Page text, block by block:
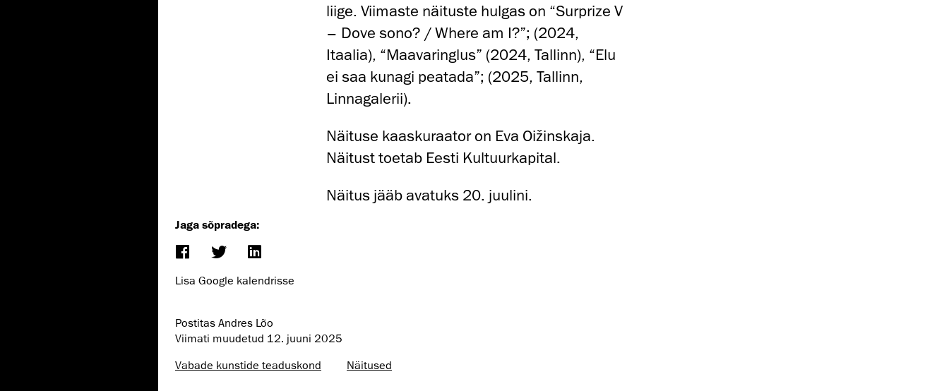
liige. Viimaste näituste hulgas on “Surprize V
– Dove sono? / Where am I?”; (2024,
Itaalia), “Maavaringlus” (2024, Tallinn), “Elu
ei saa kunagi peatada”; (2025, Tallinn,
Linnagalerii).
Näituse kaaskuraator on Eva Oižinskaja.
Näitust toetab Eesti Kultuurkapital.
Näitus jääb avatuks 20. juulini.
Jaga sõpradega:
Lisa Google kalendrisse
Postitas Andres Lõo
Viimati muudetud 12. juuni 2025
Vabade kunstide teaduskond
Näitused